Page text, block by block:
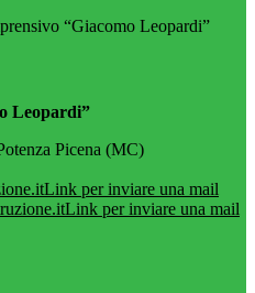
“Giacomo Leopardi”
Leopardi”
Picena (MC)
Link per inviare una mail
Link per inviare una mail